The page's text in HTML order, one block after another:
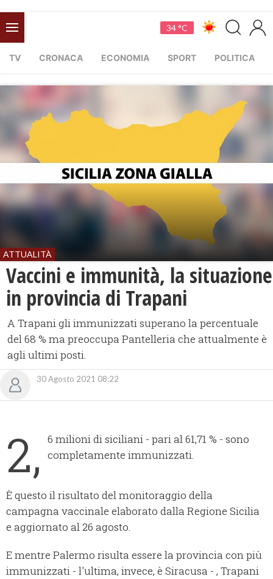
34 °C
TV CRONACA ECONOMIA SPORT POLITICA
ATTUALITÀ
Vaccini e immunità, la situazione
in provincia di Trapani
A Trapani gli immunizzati superano la percentuale
del 68 % ma preoccupa Pantelleria che attualmente è
agli ultimi posti.
30 Agosto 2021 08:22
2,
6 milioni di siciliani - pari al 61,71 % - sono
completamente immunizzati.
È questo il risultato del monitoraggio della
campagna vaccinale elaborato dalla Regione Sicilia
e aggiornato al 26 agosto.
E mentre Palermo risulta essere la provincia con più
immunizzati - l'ultima, invece, è Siracusa - , Trapani